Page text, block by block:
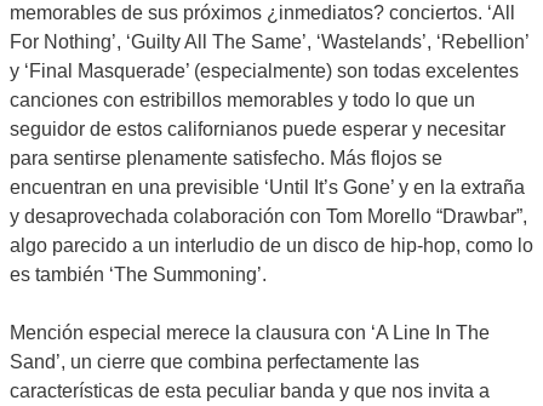
memorables de sus próximos ¿inmediatos? conciertos. ‘All
For Nothing’, ‘Guilty All The Same’, ‘Wastelands’, ‘Rebellion’
y ‘Final Masquerade’ (especialmente) son todas excelentes
canciones con estribillos memorables y todo lo que un
seguidor de estos californianos puede esperar y necesitar
para sentirse plenamente satisfecho. Más flojos se
encuentran en una previsible ‘Until It’s Gone’ y en la extraña
y desaprovechada colaboración con Tom Morello “Drawbar”,
algo parecido a un interludio de un disco de hip-hop, como lo
es también ‘The Summoning’.
Mención especial merece la clausura con ‘A Line In The
Sand’, un cierre que combina perfectamente las
características de esta peculiar banda y que nos invita a